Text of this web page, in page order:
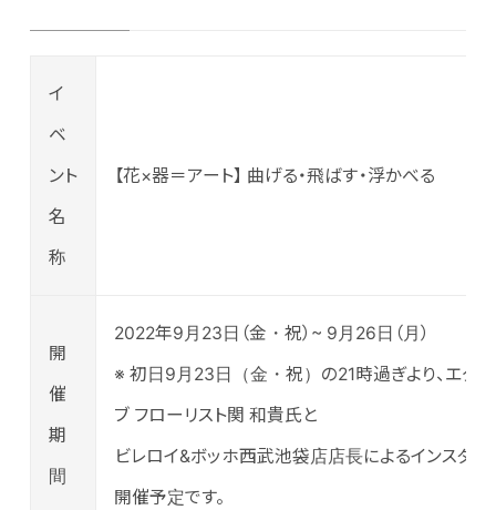
イ
ベ
ント
名
称
【花×器＝アート】 曲げる・飛ばす・浮かべる
開
催
期
間
2022年9月23日（金・祝）~ 9月26日（月）
※ 初日9月23日（金・祝）の21時過ぎより、エグゼ
ブ フローリスト関 和貴氏と
ビレロイ&ボッホ西武池袋店店長によるインスタラ
開催予定です。